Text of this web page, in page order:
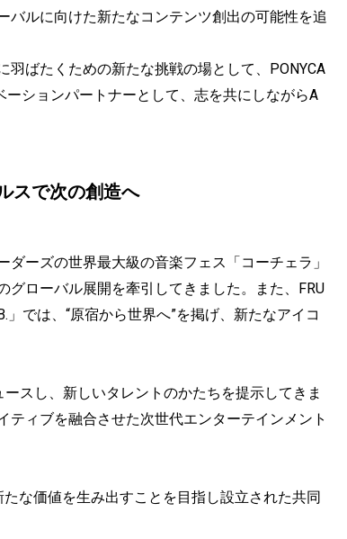
バルに向けた新たなコンテンツ創出の可能性を追
ばたくための新たな挑戦の場として、PONYCA
ションパートナーとして、志を共にしながらA
スで次の創造へ
ーズの世界最大級の音楽フェス「コーチェラ」
ローバル展開を牽引してきました。また、FRU
では、“原宿から世界へ”を掲げ、新たなアイコ
スし、新しいタレントのかたちを提示してきま
ィブを融合させた次世代エンターテインメント
な価値を生み出すことを目指し設立された共同